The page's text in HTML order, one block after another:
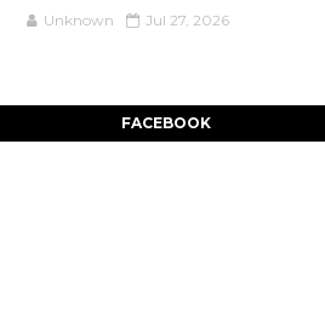
Unknown Jul 27, 2026
FACEBOOK